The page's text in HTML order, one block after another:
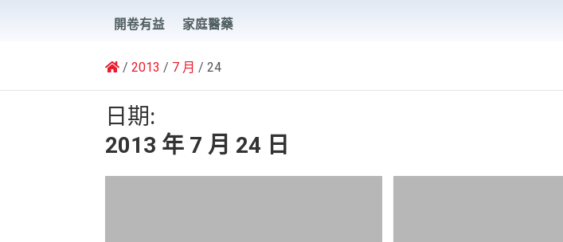
開卷有益 家庭醫藥
2013 7 月 24
日期:
2013 年 7 月 24 日